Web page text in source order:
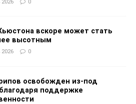
0
вскоре может стать
высотным
0
освобожден из-под
поддержке